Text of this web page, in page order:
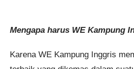
Mengapa harus WE Kampung
Karena WE Kampung Inggris